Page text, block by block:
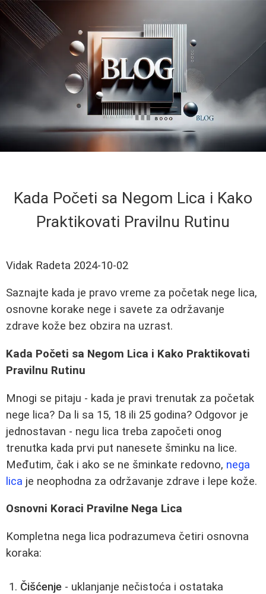
Kada Početi sa Negom Lica i Kako
Praktikovati Pravilnu Rutinu
Vidak Radeta 2024-10-02
Saznajte kada je pravo vreme za početak nege lica,
osnovne korake nege i savete za održavanje
zdrave kože bez obzira na uzrast.
Kada Početi sa Negom Lica i Kako Praktikovati
Pravilnu Rutinu
Mnogi se pitaju - kada je pravi trenutak za početak
nege lica? Da li sa 15, 18 ili 25 godina? Odgovor je
jednostavan - negu lica treba započeti onog
trenutka kada prvi put nanesete šminku na lice.
Međutim, čak i ako se ne šminkate redovno, nega
lica je neophodna za održavanje zdrave i lepe kože.
Osnovni Koraci Pravilne Nega Lica
Kompletna nega lica podrazumeva četiri osnovna
koraka:
Čišćenje - uklanjanje nečistoća i ostataka